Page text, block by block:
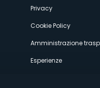
Privacy
Cookie Policy
Amministrazione
Esperienze